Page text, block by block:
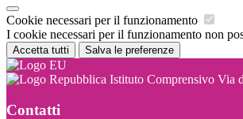
Cookie necessari per il funzionamento
I cookie necessari per il funzionamento non
Accetta tutti Salva le preferenze
Istituto Comprensivo Via
Contatti